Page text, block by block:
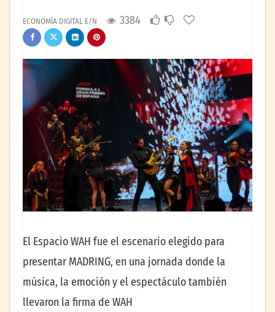
ECONOMÍA DIGITAL E/N 3384
El Espacio WAH fue el escenario elegido para
presentar MADRING, en una jornada donde la
música, la emoción y el espectáculo también
llevaron la firma de WAH